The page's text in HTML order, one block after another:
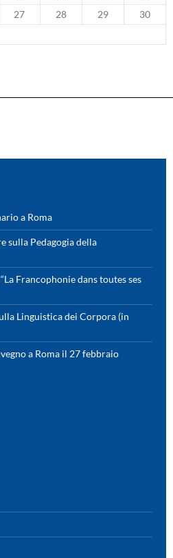
27 28 29
30
a Roma
sulla Pedagogia della
Francophonie dans toutes ses
Linguistica dei Corpora (in
a Roma il 27 febbraio